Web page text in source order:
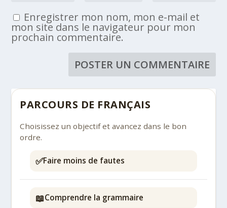
Enregistrer mon nom, mon e-mail et
mon site dans le navigateur pour mon
prochain commentaire.
PARCOURS DE FRANÇAIS
Choisissez un objectif et avancez dans le bon
ordre.
✅Faire moins de fautes
📖Comprendre la grammaire